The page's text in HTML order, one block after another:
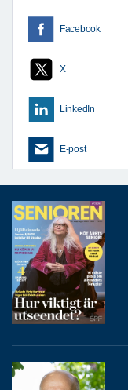
Facebook
X
LinkedIn
E-post